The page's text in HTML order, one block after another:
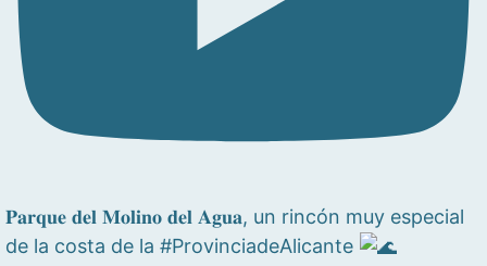
𝐏𝐚𝐫𝐪𝐮𝐞 𝐝𝐞𝐥 𝐌𝐨𝐥𝐢𝐧𝐨 𝐝𝐞𝐥 𝐀𝐠𝐮𝐚, un rincón muy especial
de la costa de la #ProvinciadeAlicante